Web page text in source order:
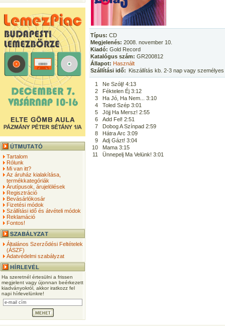
Tartalom
Rólunk
Mi van itt?
Az áruház kialakítása,
termékkategóriák
Árutípusok, árujelölések
Regisztráció
Bevásárlókosár
Fizetési módok
Szállítási idő és átvételi módok
Reklamáció
Fontos!
Általános Szerződési Feltételek
(ÁSZF)
Adatvédelmi szabályzat
Ha szeretnél értesülni a frissen
megjelent vagy újonnan beérkezett
kiadványokról, akkor iratkozz fel
napi hírlevelünkre!
Típus: CD
Megjelenés: 2008. november 10.
Kiadó: Gold Record
Katalógus szám: GR200812
Állapot: Használt
Szállítási idő: Kiszállítás kb. 2-3 nap vagy
1
Ne Szólj! 4:13
2
Féktelen Éj 3:12
3
Ha Jó, Ha Nem... 3:10
4
Toled Szép 3:01
5
Jöjj Ha Mersz! 2:55
6
Add Fel! 2:51
7
Dobog A Színpad 2:59
8
Hátra Arc 3:09
9
Adj Gázt! 3:04
10
Mama 3:15
11
Ünnepelj Ma Velünk! 3:01